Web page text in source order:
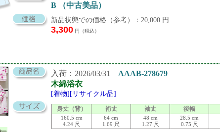
B （中古美品）
新品状態での価格（参考）：20,000 円
3,300 円（税込）
入荷：2026/03/31
AAAB-278679
木綿浴衣
[着物][リサイクル品]
身丈（背） 裄丈 袖丈 後幅
160.5 cm
4.24 尺
64 cm
1.69 尺
48 cm
1.27 尺
28.5 cm
0.75 尺